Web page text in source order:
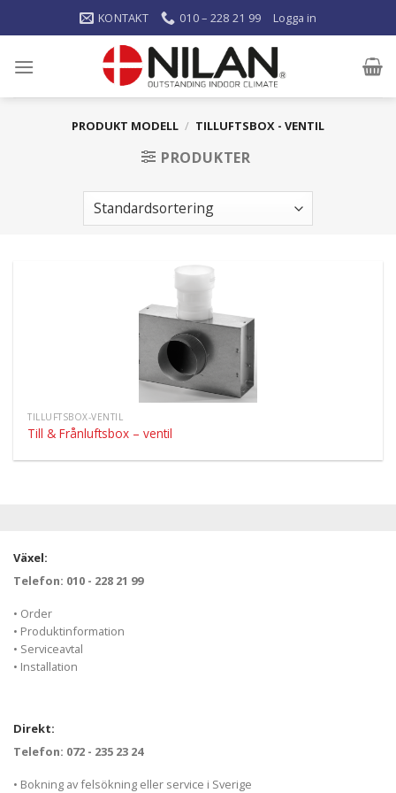
KONTAKT 010 – 228 21 99 Logga in
PRODUKT MODELL / TILLUFTSBOX - VENTIL
PRODUKTER
TILLUFTSBOX-VENTIL
Till & Frånluftsbox – ventil
Växel:
Telefon: 010 - 228 21 99
• Order
• Produktinformation
• Serviceavtal
• Installation
Direkt:
Telefon: 072 - 235 23 24
• Bokning av felsökning eller service i Sverige